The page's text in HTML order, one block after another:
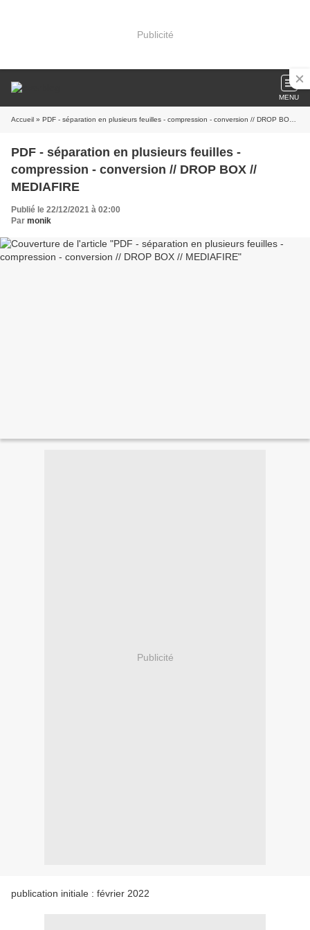
Publicité
MENU
Accueil » PDF - séparation en plusieurs feuilles - compression - conversion // DROP BOX // MEDIAFIRE
PDF - séparation en plusieurs feuilles -
compression - conversion // DROP BOX //
MEDIAFIRE
Publié le 22/12/2021 à 02:00
Par monik
Publicité
publication initiale : février 2022